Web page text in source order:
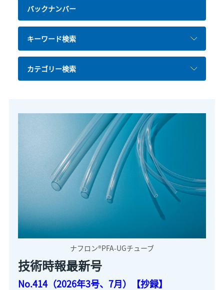
バックナンバー
キーワード検索
カテゴリー検索
ナフロン®PFA-UGチューブ
技術時報最新号
No.414（2026年3号、7月）【抄録】